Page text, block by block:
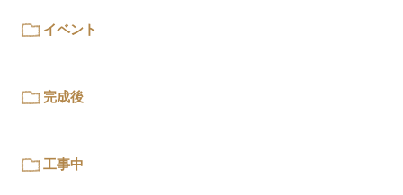
イベント
完成後
工事中